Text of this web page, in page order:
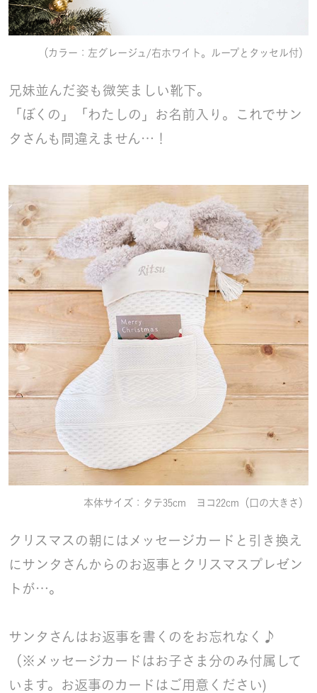
（カラー：左グレージュ/右ホワイト。ループとタッセル付）
兄妹並んだ姿も微笑ましい靴下。
「ぼくの」「わたしの」お名前入り。これでサン
タさんも間違えません…！
本体サイズ：タテ35cm ヨコ22cm（口の大きさ）
クリスマスの朝にはメッセージカードと引き換え
にサンタさんからのお返事とクリスマスプレゼン
トが…。
サンタさんはお返事を書くのをお忘れなく♪
（※メッセージカードはお子さま分のみ付属して
います。お返事のカードはご用意ください)